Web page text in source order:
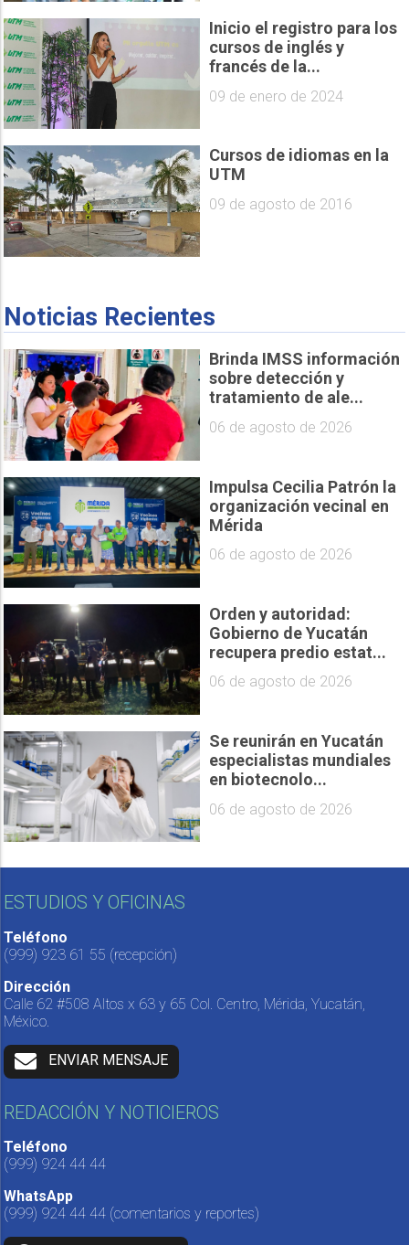
Inicio el registro para los
cursos de inglés y
francés de la...
09 de enero de 2024
Cursos de idiomas en la
UTM
09 de agosto de 2016
Noticias Recientes
Brinda IMSS información
sobre detección y
tratamiento de ale...
06 de agosto de 2026
Impulsa Cecilia Patrón la
organización vecinal en
Mérida
06 de agosto de 2026
Orden y autoridad:
Gobierno de Yucatán
recupera predio estat...
06 de agosto de 2026
Se reunirán en Yucatán
especialistas mundiales
en biotecnolo...
06 de agosto de 2026
ESTUDIOS Y OFICINAS
Teléfono
(999) 923 61 55 (recepción)
Dirección
Calle 62 #508 Altos x 63 y 65 Col. Centro, Mérida, Yucatán,
México.
ENVIAR MENSAJE
REDACCIÓN Y NOTICIEROS
Teléfono
(999) 924 44 44
WhatsApp
(999) 924 44 44 (comentarios y reportes)